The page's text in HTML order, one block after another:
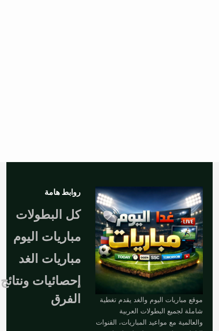
موقع مباريات اليوم والغد يقدم تغطية
شاملة لجميع البطولات العربية
والعالمية مع مواعيد المباريات، القنوات
روابط هامة
كل البطولات
مباريات اليوم
مباريات الغد
إحصائيات ونتائج
الفرق